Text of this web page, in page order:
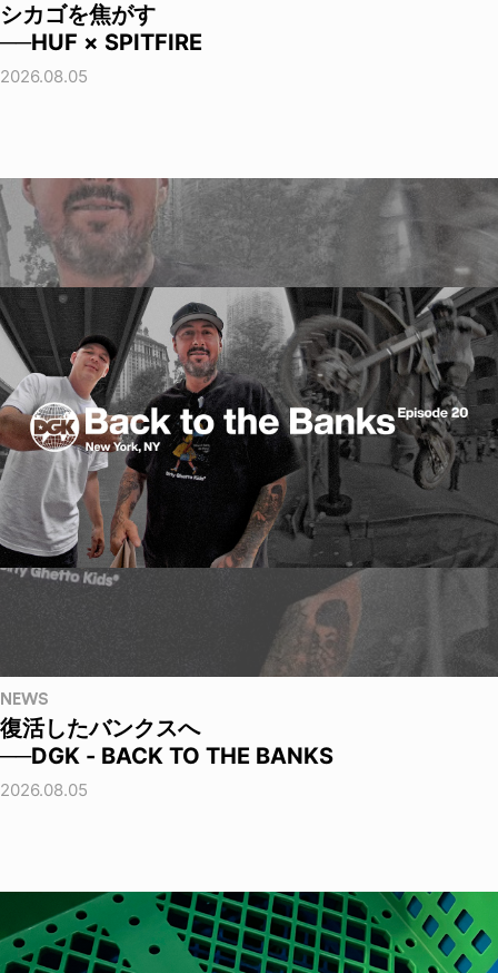
シカゴを焦がす
──HUF × SPITFIRE
2026.08.05
NEWS
復活したバンクスへ
──DGK - BACK TO THE BANKS
2026.08.05